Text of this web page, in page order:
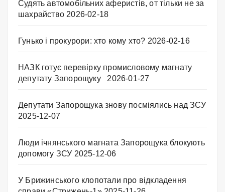
Судять автомобільних аферистів, от тільки не за
шахрайство 2026-02-18
Гунько і прокурори: хто кому хто? 2026-02-16
НАЗК готує перевірку промисловому магнату
депутату Запорощуку
2026-01-27
Депутати Запорощука знову посміялись над ЗСУ
2025-12-07
Люди ічнянського магната Запорощука блокують
допомогу ЗСУ 2025-12-06
У Брижинського клопотали про відкладення